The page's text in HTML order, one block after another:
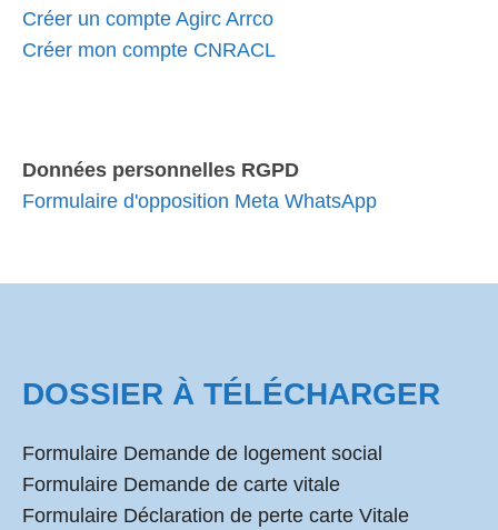
Créer un compte Agirc Arrco
Créer mon compte CNRACL
Données personnelles RGPD
Formulaire d'opposition Meta WhatsApp
DOSSIER À TÉLÉCHARGER
Formulaire Demande de logement social
Formulaire Demande de carte vitale
Formulaire Déclaration de perte carte Vitale